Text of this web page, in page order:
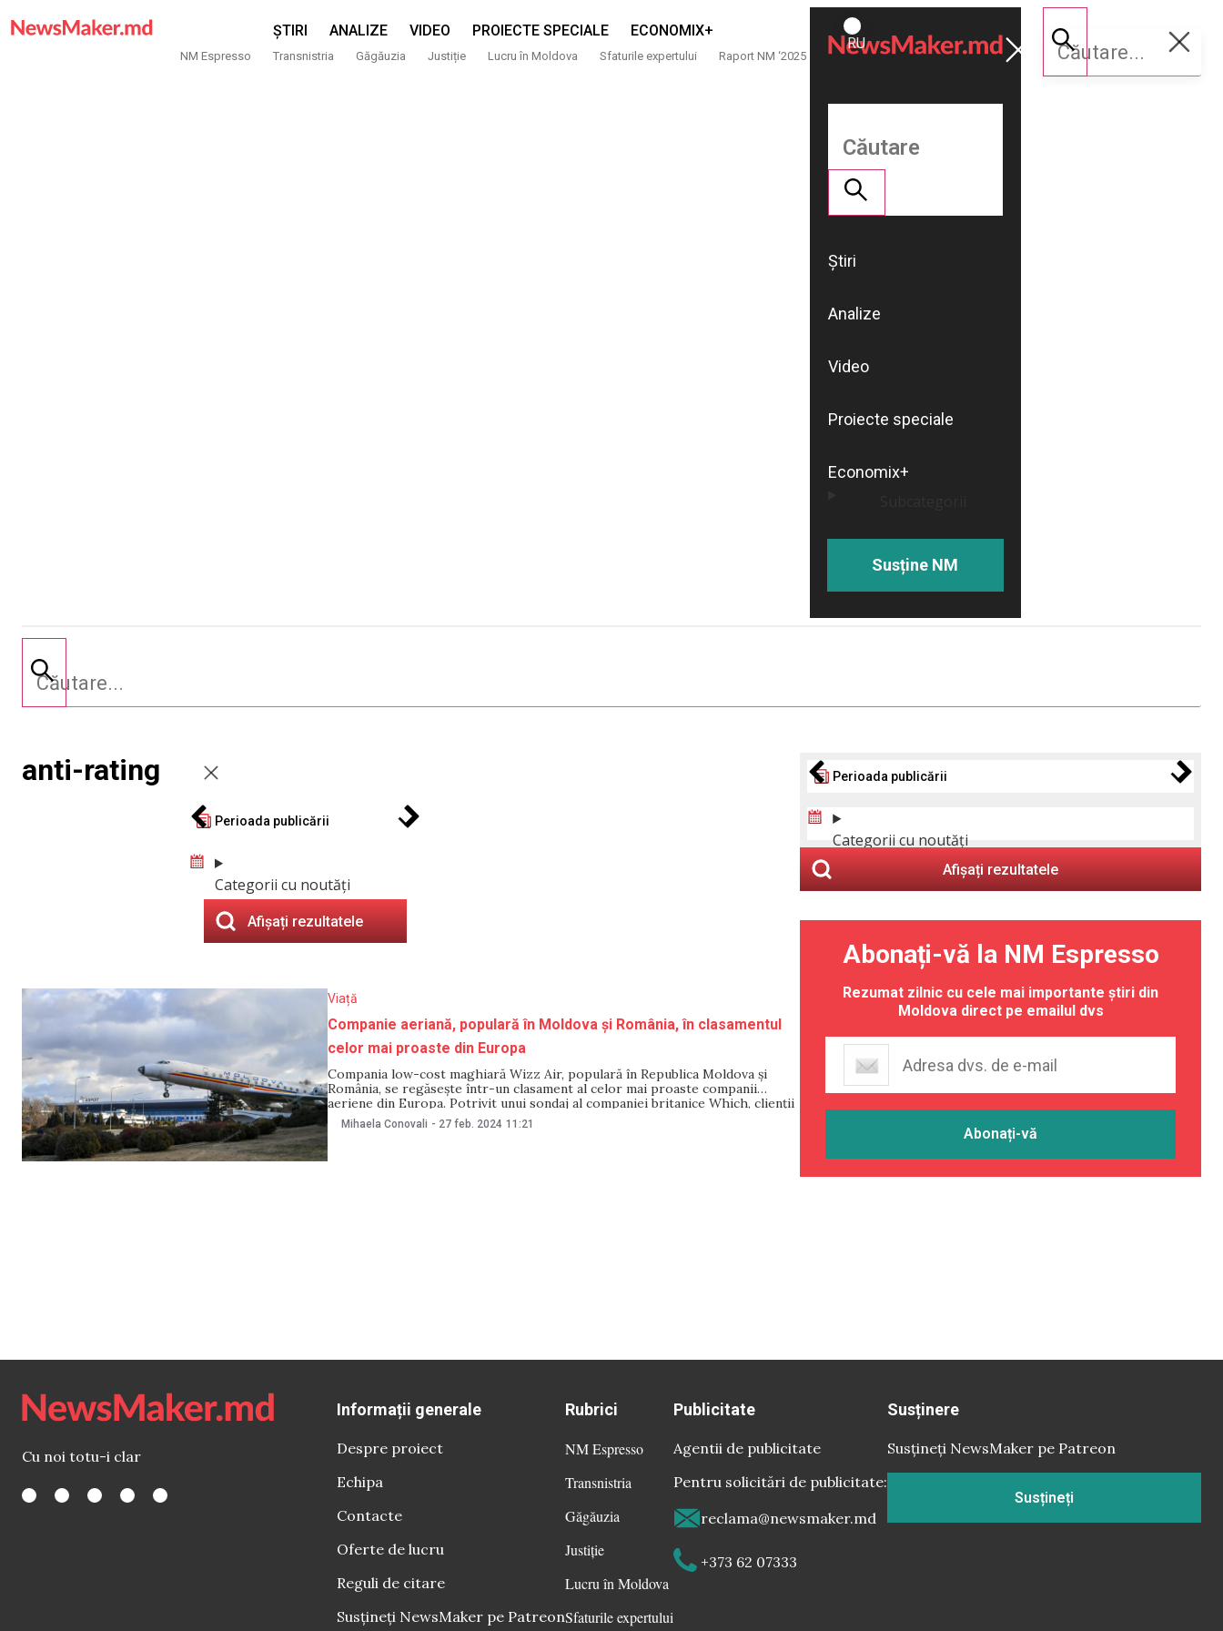
ȘTIRI ANALIZE VIDEO PROIECTE SPECIALE ECONOMIX+
NM Espresso Transnistria Găgăuzia Justiție Lucru în Moldova Sfaturile expertului Raport NM ‘2025
ROMÂNĂ
RU
Susține
NM
Știri
Analize
Video
Proiecte speciale
Economix+
Susține NM
anti-rating
Perioada publicării
Categorii cu noutăți
Afișați rezultatele
Viață
Companie aeriană, populară în Moldova și România, în clasamentul
celor mai proaste din Europa
Compania low-cost maghiară Wizz Air, populară în Republica Moldova și
România, se regăsește într-un clasament al celor mai proaste companii
aeriene din Europa. Potrivit unui sondaj al companiei britanice Which, clienții
Wizz Air s-au plâns de cele mai multe ori pe întârzierea zborurilor și pe
deservire. Compania a întrebat britanicii
Mihaela Conovali - 27 feb. 2024 11:21
Perioada publicării
Categorii cu noutăți
Afișați rezultatele
Abonați-vă la NM Espresso
Rezumat zilnic cu cele mai importante știri din
Moldova direct pe emailul dvs
Cu noi totu-i clar
Informații generale
Despre proiect
Echipa
Contacte
Oferte de lucru
Reguli de citare
Susțineți NewsMaker pe Patreon
Rubrici
NM Espresso
Transnistria
Găgăuzia
Justiție
Lucru în Moldova
Sfaturile expertului
Publicitate
Agentii de publicitate
Pentru solicitări de publicitate:
reclama@newsmaker.md
+373 62 07333
Susținere
Susțineți NewsMaker pe Patreon
Susțineți